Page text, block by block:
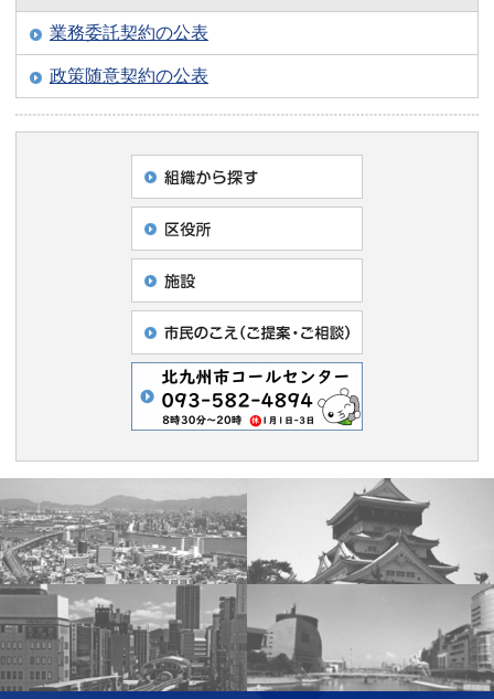
業務委託契約の公表
政策随意契約の公表